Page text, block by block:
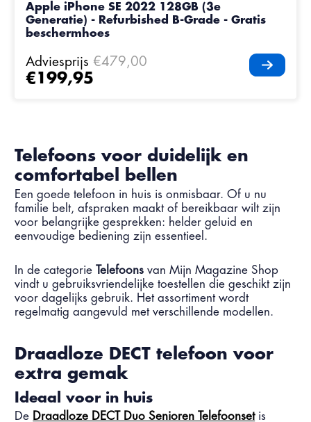
Apple iPhone SE 2022 128GB (3e
Generatie) - Refurbished B-Grade - Gratis
beschermhoes
Adviesprijs €479,00
€199,95
Telefoons voor duidelijk en
comfortabel bellen
Een goede telefoon in huis is onmisbaar. Of u nu
familie belt, afspraken maakt of bereikbaar wilt zijn
voor belangrijke gesprekken: helder geluid en
eenvoudige bediening zijn essentieel.
In de categorieTelefoons van Mijn Magazine Shop
vindt u gebruiksvriendelijke toestellen die geschikt zijn
voor dagelijks gebruik. Het assortiment wordt
regelmatig aangevuld met verschillende modellen.
Draadloze DECT telefoon voor
extra gemak
Ideaal voor in huis
De Draadloze DECT Duo Senioren Telefoonsetis